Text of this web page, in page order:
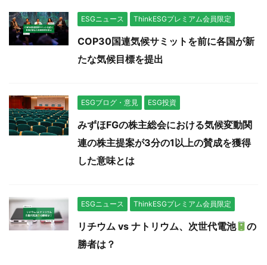
ESGニュース ThinkESGプレミアム会員限定
COP30国連気候サミットを前に各国が新
たな気候目標を提出
ESGブログ・意見 ESG投資
みずほFGの株主総会における気候変動関
連の株主提案が3分の1以上の賛成を獲得
した意味とは
ESGニュース ThinkESGプレミアム会員限定
リチウム vs ナトリウム、次世代電池
の
勝者は？